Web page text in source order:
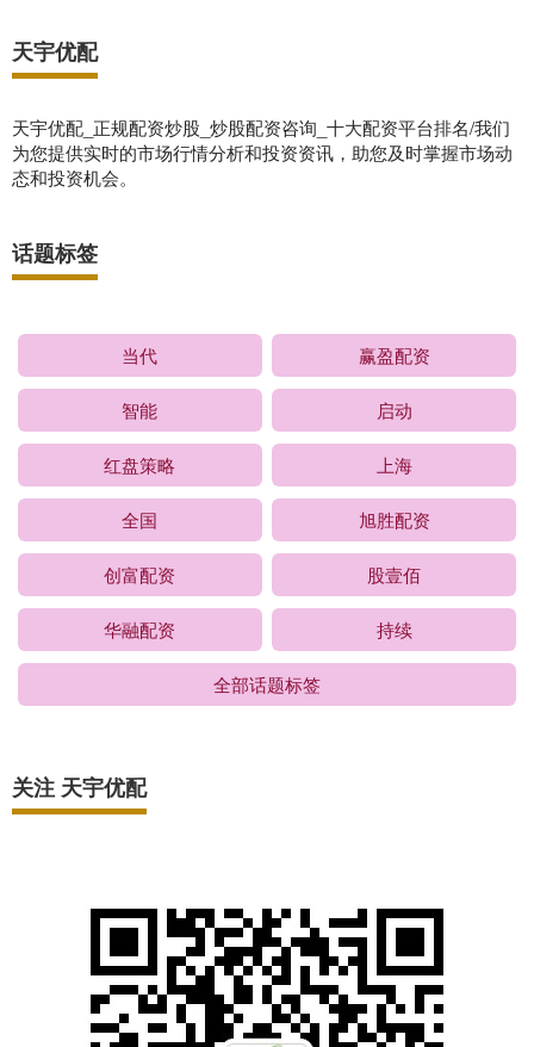
天宇优配
天宇优配_正规配资炒股_炒股配资咨询_十大配资平台排名/我们
为您提供实时的市场行情分析和投资资讯，助您及时掌握市场动
态和投资机会。
话题标签
当代 赢盈配资
智能 启动
红盘策略 上海
全国 旭胜配资
创富配资 股壹佰
华融配资 持续
全部话题标签
关注 天宇优配